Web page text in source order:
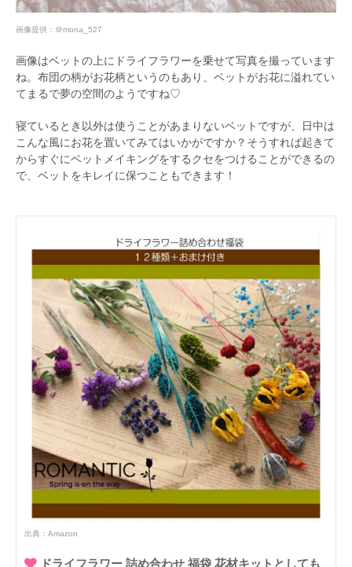
画像提供： ＠mona_527
画像はベットの上にドライフラワーを乗せて写真を撮っています
ね。布団の柄がお花柄というのもあり、ベットがお花に溢れてい
てまるで夢の空間のようですね♡
寝ているとき以外は使うことがあまりないベットですが、日中は
こんな風にお花を置いてみてはいかがですか？そうすれば起きて
からすぐにベットメイキングをするクセをつけることができるの
で、ベットをキレイに保つこともできます！
出典： Amazon
ドライフラワー 詰め合わせ 福袋 花材キットとしても